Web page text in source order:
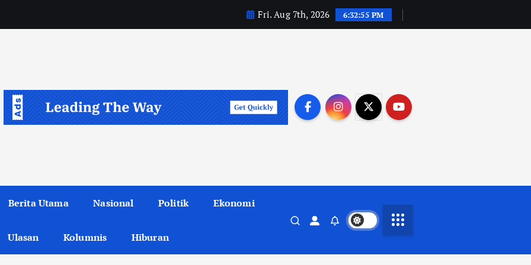
Fri. Aug 7th, 2026 6:32:56 PM
Berita Utama Nasional Politik Ekonomi
Ulasan Kolumnis Hiburan